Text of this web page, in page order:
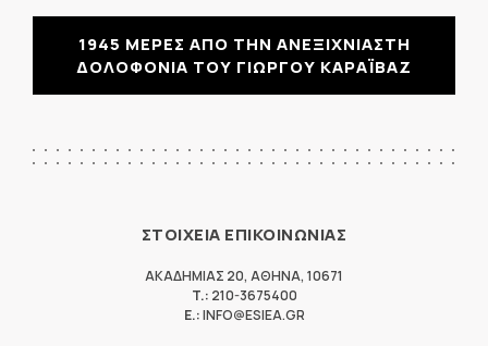
1945 ΜΕΡΕΣ ΑΠΟ ΤΗΝ ΑΝΕΞΙΧΝΙΑΣΤΗ
ΔΟΛΟΦΟΝΙΑ ΤΟΥ ΓΙΩΡΓΟΥ ΚΑΡΑΪΒΑΖ
ΣΤΟΙΧΕΙΑ ΕΠΙΚΟΙΝΩΝΙΑΣ
ΑΚΑΔΗΜΙΑΣ 20, ΑΘΗΝΑ, 10671
T.: 210-3675400
E.:INFO@ESIEA.GR